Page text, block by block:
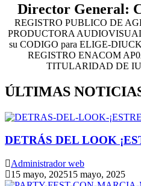
Director General:
REGISTRO PUBLICO DE
PRODUCTORA
su CODIGO para ELIGE-
REGISTRO ENACOM
TITULARIDAD DE
ÚLTIMAS
DETRÁS DEL LOOK
Administrador web
15 mayo, 202515 mayo, 2025